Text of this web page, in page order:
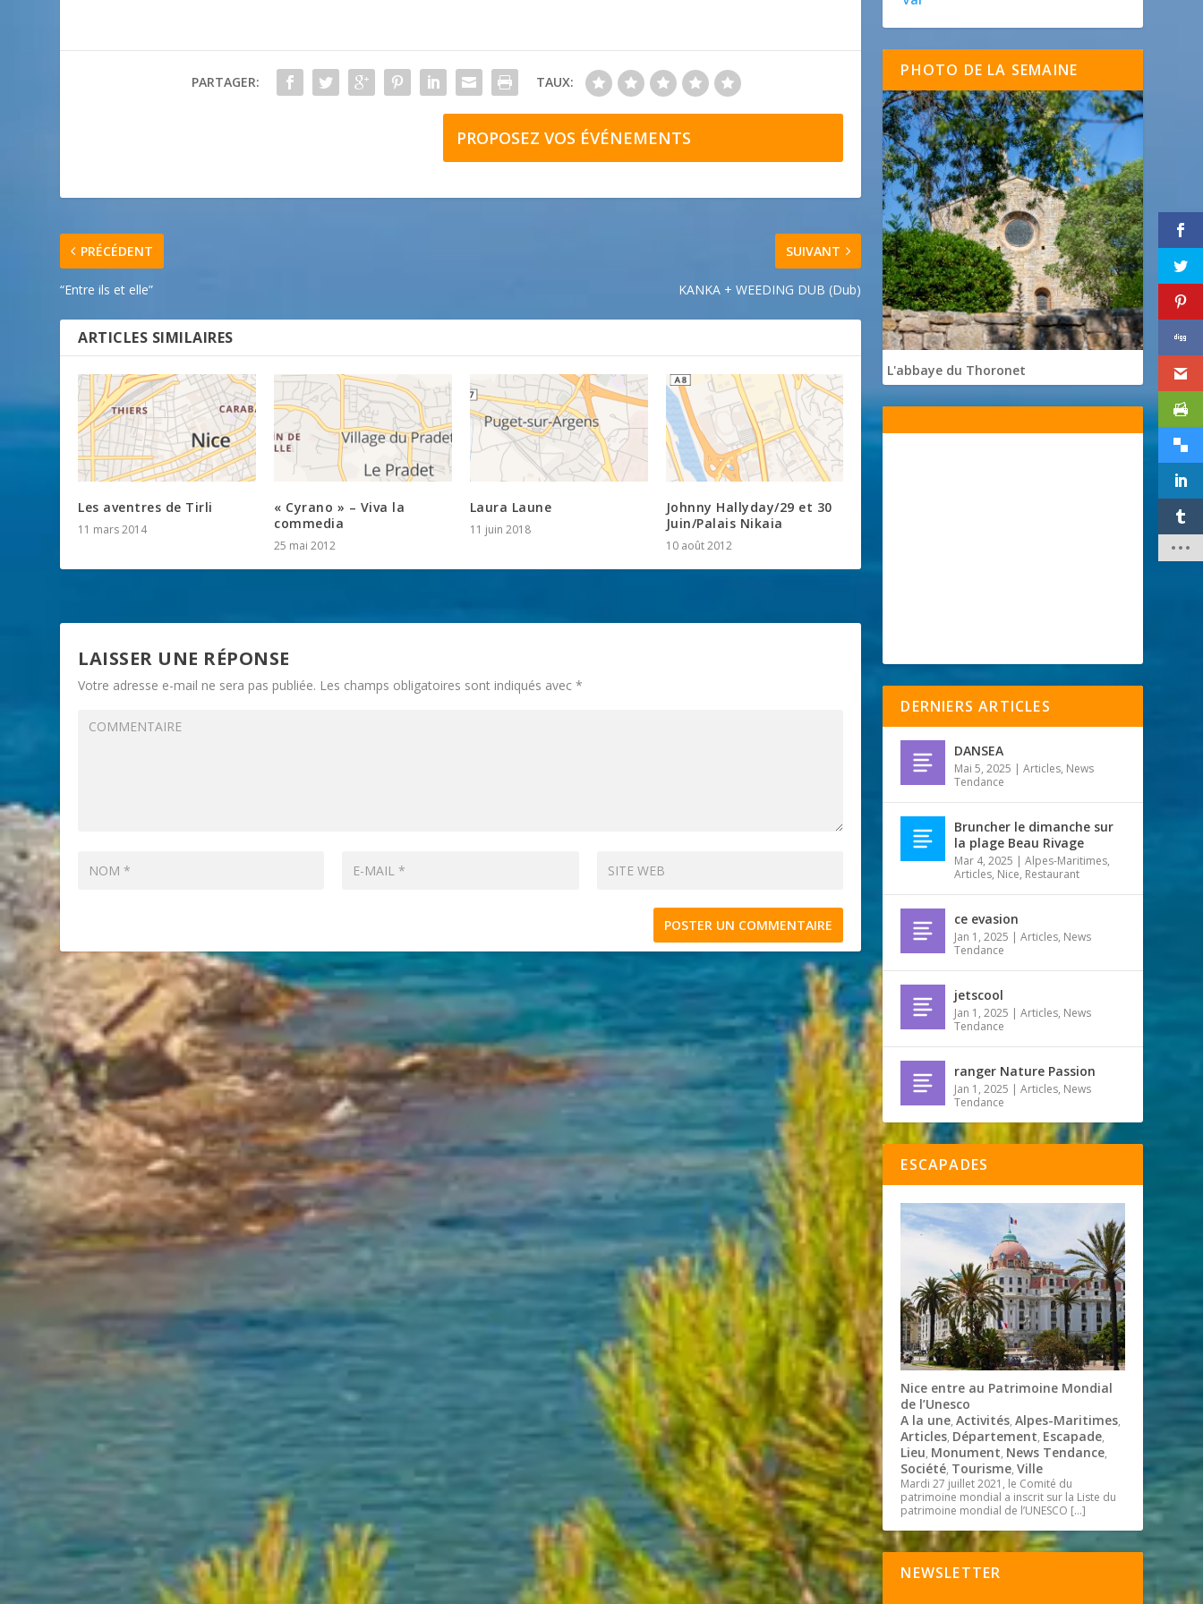
PARTAGER: TAUX:
PROPOSEZ VOS ÉVÉNEMENTS
PRÉCÉDENT
“Entre ils et elle”
SUIVANT
KANKA + WEEDING DUB (Dub)
ARTICLES SIMILAIRES
Les aventres de Tirli
11 mars 2014
« Cyrano » – Viva la
commedia
25 mai 2012
Laura Laune
11 juin 2018
Johnny Hallyday/29 et 30
Juin/Palais Nikaia
10 août 2012
LAISSER UNE RÉPONSE
Votre adresse e-mail ne sera pas publiée. Les champs obligatoires sont indiqués avec*
PHOTO DE LA SEMAINE
L'abbaye du Thoronet
DERNIERS ARTICLES
DANSEA
Mai 5, 2025 |Articles, News
Tendance
Bruncher le dimanche sur
la plage Beau Rivage
Mar 4, 2025 |Alpes-Maritimes,
Articles, Nice, Restaurant
ce evasion
Jan 1, 2025 |Articles, News
Tendance
jetscool
Jan 1, 2025 |Articles, News
Tendance
ranger Nature Passion
Jan 1, 2025 |Articles, News
Tendance
ESCAPADES
Nice entre au Patrimoine Mondial
de l’Unesco
A la une,Activités,Alpes-Maritimes,
Articles, Département, Escapade,
Lieu, Monument, News Tendance,
Société, Tourisme,Ville
Mardi 27 juillet 2021, le Comité du
patrimoine mondial a inscrit sur la Liste du
patrimoine mondial de l’UNESCO […]
NEWSLETTER